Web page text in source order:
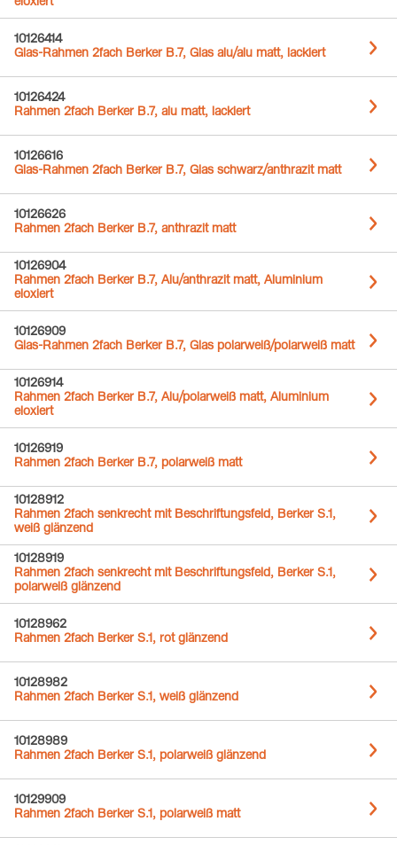
eloxiert
10126414
Glas-Rahmen 2fach Berker B.7, Glas alu/alu matt, lackiert
10126424
Rahmen 2fach Berker B.7, alu matt, lackiert
10126616
Glas-Rahmen 2fach Berker B.7, Glas schwarz/anthrazit matt
10126626
Rahmen 2fach Berker B.7, anthrazit matt
10126904
Rahmen 2fach Berker B.7, Alu/anthrazit matt, Aluminium
eloxiert
10126909
Glas-Rahmen 2fach Berker B.7, Glas polarweiß/polarweiß matt
10126914
Rahmen 2fach Berker B.7, Alu/polarweiß matt, Aluminium
eloxiert
10126919
Rahmen 2fach Berker B.7, polarweiß matt
10128912
Rahmen 2fach senkrecht mit Beschriftungsfeld, Berker S.1,
weiß glänzend
10128919
Rahmen 2fach senkrecht mit Beschriftungsfeld, Berker S.1,
polarweiß glänzend
10128962
Rahmen 2fach Berker S.1, rot glänzend
10128982
Rahmen 2fach Berker S.1, weiß glänzend
10128989
Rahmen 2fach Berker S.1, polarweiß glänzend
10129909
Rahmen 2fach Berker S.1, polarweiß matt